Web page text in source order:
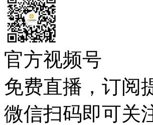
官方视频号
免费直播，订阅
微信扫码即可关